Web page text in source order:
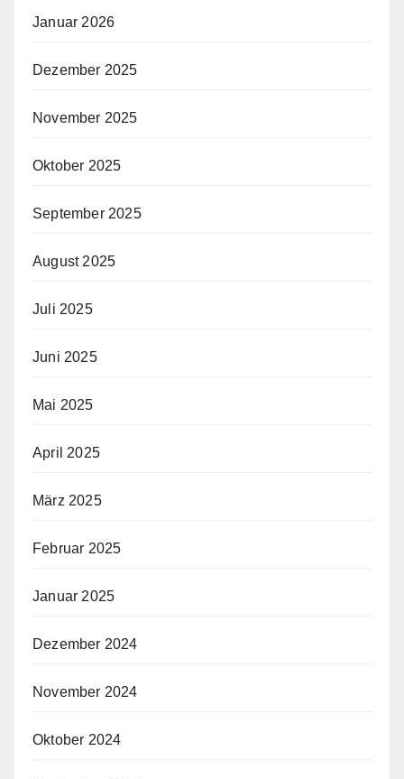
Januar 2026
Dezember 2025
November 2025
Oktober 2025
September 2025
August 2025
Juli 2025
Juni 2025
Mai 2025
April 2025
März 2025
Februar 2025
Januar 2025
Dezember 2024
November 2024
Oktober 2024